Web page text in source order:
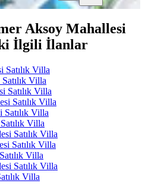
Aksoy Mahallesi
İlgili İlanlar
Villa
Villa
Satılık Villa
Satılık Villa
Villa
Villa
Satılık Villa
Satılık Villa
Villa
Satılık Villa
Villa